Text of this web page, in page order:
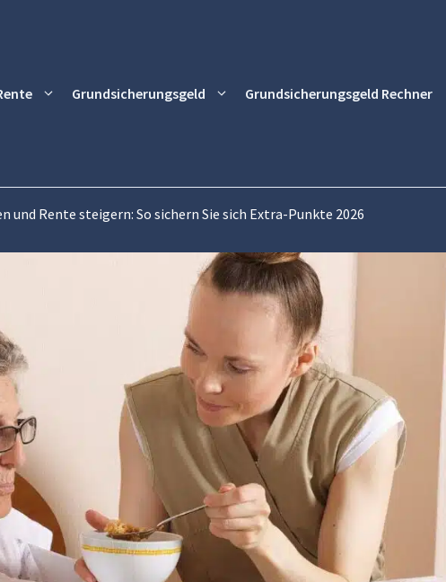
Grundsicherungsgeld Grundsicherungsgeld Rechner
und Rente steigern: So sichern Sie sich Extra-Punkte 2026